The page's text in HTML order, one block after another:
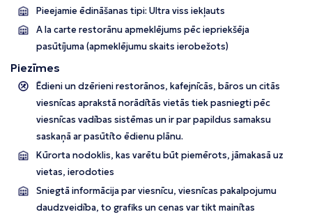
Pieejamie ēdināšanas tipi: Ultra viss iekļauts
A la carte restorānu apmeklējums pēc iepriekšēja
pasūtījuma (apmeklējumu skaits ierobežots)
Piezīmes
Ēdieni un dzērieni restorānos, kafejnīcās, bāros un citās
viesnīcas aprakstā norādītās vietās tiek pasniegti pēc
viesnīcas vadības sistēmas un ir par papildus samaksu
saskaņā ar pasūtīto ēdienu plānu.
Kūrorta nodoklis, kas varētu būt piemērots, jāmakasā uz
vietas, ierodoties
Sniegtā informācija par viesnīcu, viesnīcas pakalpojumu
daudzveidība, to grafiks un cenas var tikt mainītas